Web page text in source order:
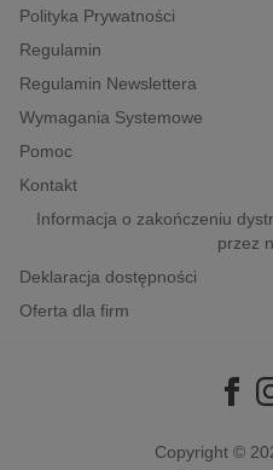
psychologiczne
inne
popularno-naukowe
historia
Polityka Prywatności
Regulamin
Regulamin Newslettera
Wymagania Systemowe
Pomoc
Kontakt
Informacja o zakończeniu
przez
Deklaracja dostępności
Oferta dla firm
Copyright ©